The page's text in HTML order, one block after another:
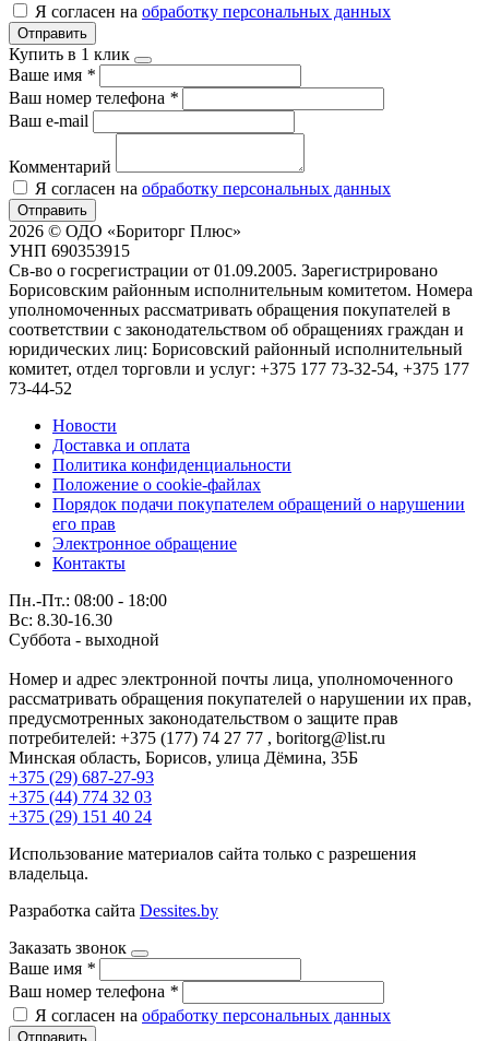
Я согласен на обработку персональных данных
Отправить
Купить в 1 клик
Ваше имя *
Ваш номер телефона *
Ваш e-mail
Комментарий
Я согласен на обработку персональных данных
Отправить
2026 © ОДО «Бориторг Плюс»
УНП 690353915
Св-во о госрегистрации от 01.09.2005. Зарегистрировано
Борисовским районным исполнительным комитетом. Номера
уполномоченных рассматривать обращения покупателей в
соответствии с законодательством об обращениях граждан и
юридических лиц: Борисовский районный исполнительный
комитет, отдел торговли и услуг: +375 177 73-32-54, +375 177
73-44-52
Новости
Доставка и оплата
Политика конфиденциальности
Положение о cookie-файлах
Порядок подачи покупателем обращений о нарушении
его прав
Электронное обращение
Контакты
Пн.-Пт.: 08:00 - 18:00
Вс: 8.30-16.30
Суббота - выходной
Номер и адрес электронной почты лица, уполномоченного
рассматривать обращения покупателей о нарушении их прав,
предусмотренных законодательством о защите прав
потребителей: +375 (177) 74 27 77 , boritorg@list.ru
Минская область, Борисов, улица Дёмина, 35Б
+375 (29) 687-27-93
+375 (44) 774 32 03
+375 (29) 151 40 24
Использование материалов сайта только с разрешения
владельца.
Разработка сайта Dessites.by
Заказать звонок
Ваше имя *
Ваш номер телефона *
Я согласен на обработку персональных данных
Отправить